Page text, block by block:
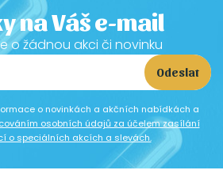
na Váš e-mail
o žádnou akci či novinku
Odeslat
o novinkách a akčních nabídkách a
osobních údajů za účelem zasílání
o speciálních akcích a slevách.